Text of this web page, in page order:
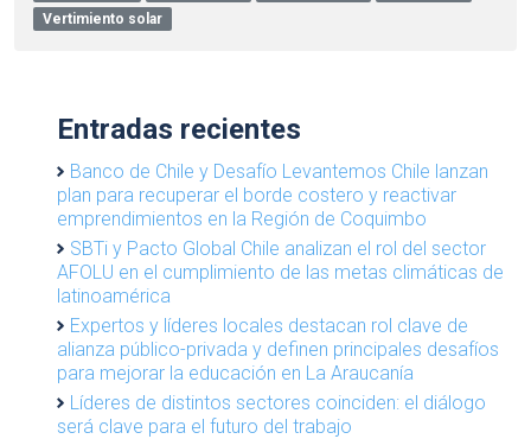
Vertimiento solar
Entradas recientes
Banco de Chile y Desafío Levantemos Chile lanzan
plan para recuperar el borde costero y reactivar
emprendimientos en la Región de Coquimbo
SBTi y Pacto Global Chile analizan el rol del sector
AFOLU en el cumplimiento de las metas climáticas de
latinoamérica
Expertos y líderes locales destacan rol clave de
alianza público-privada y definen principales desafíos
para mejorar la educación en La Araucanía
Líderes de distintos sectores coinciden: el diálogo
será clave para el futuro del trabajo